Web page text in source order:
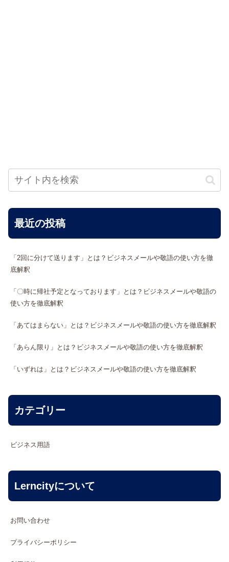
最近の投稿
「2回に分けて送ります」とは？ビジネスメールや敬語の使い方を徹
底解釈
「〇時に帰社予定となっております」とは？ビジネスメールや敬語の
使い方を徹底解釈
「あてはまらない」とは？ビジネスメールや敬語の使い方を徹底解釈
「あらん限り」とは？ビジネスメールや敬語の使い方を徹底解釈
「いずれは」とは？ビジネスメールや敬語の使い方を徹底解釈
カテゴリー
ビジネス用語
Lerncityについて
お問い合わせ
プライバシーポリシー